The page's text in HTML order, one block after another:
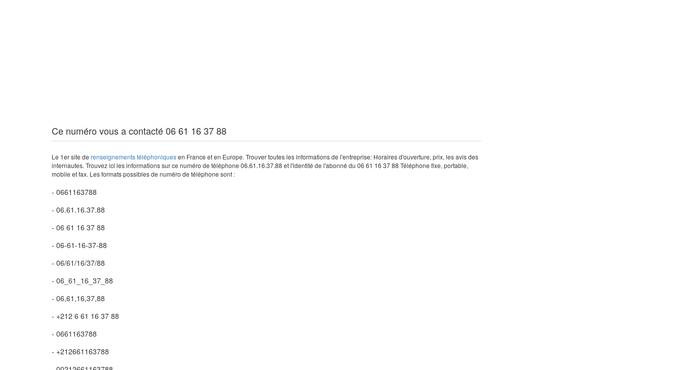
Ce numéro vous a contacté 06 61 16 37 88
Le 1er site de renseignements téléphoniquesen France et en Europe. Trouver toutes les informations de l'entreprise: Horaires d'ouverture, prix, les avis des
internautes. Trouvez ici les informations sur ce numéro de téléphone 06.61.16.37.88 et l'identité de l'abonné du 06 61 16 37 88 Téléphone fixe, portable,
mobile et fax. Les formats possibles de numéro de téléphone sont :
- 0661163788
- 06.61.16.37.88
- 06 61 16 37 88
- 06-61-16-37-88
- 06/61/16/37/88
- 06_61_16_37_88
- 06,61,16,37,88
- +212 6 61 16 37 88
- 0661163788
- +212661163788